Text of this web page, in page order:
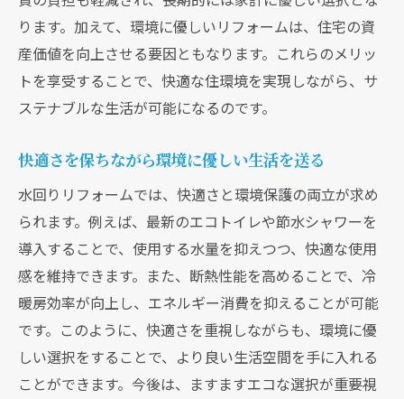
ります。加えて、環境に優しいリフォームは、住宅の資
産価値を向上させる要因ともなります。これらのメリッ
トを享受することで、快適な住環境を実現しながら、サ
ステナブルな生活が可能になるのです。
快適さを保ちながら環境に優しい生活を送る
水回りリフォームでは、快適さと環境保護の両立が求め
られます。例えば、最新のエコトイレや節水シャワーを
導入することで、使用する水量を抑えつつ、快適な使用
感を維持できます。また、断熱性能を高めることで、冷
暖房効率が向上し、エネルギー消費を抑えることが可能
です。このように、快適さを重視しながらも、環境に優
しい選択をすることで、より良い生活空間を手に入れる
ことができます。今後は、ますますエコな選択が重要視